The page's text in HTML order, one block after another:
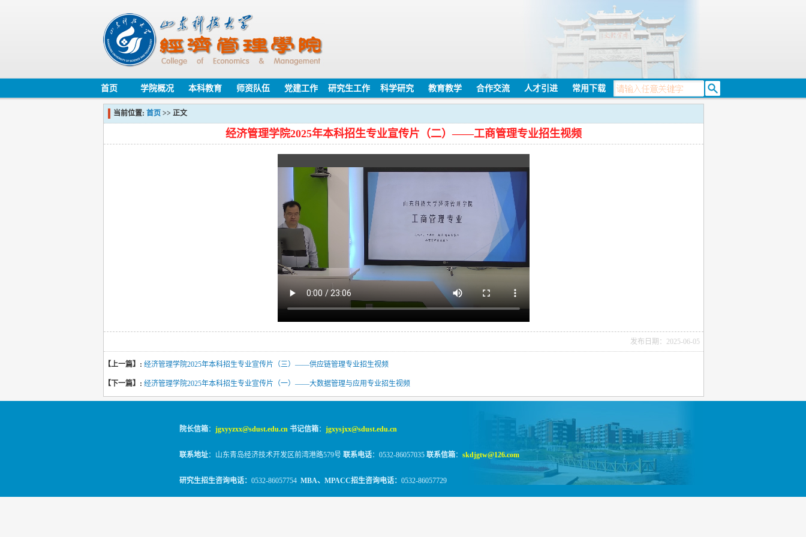
首页 学院概况 本科教育 师资队伍 党建工作 研究生工作 科学研究 教育教学 合作交流 人才引进 常用下载
当前位置: 首页 >> 正文
经济管理学院2025年本科招生专业宣传片（二）——工商管理专业招生视频
发布日期：2025-06-05
【上一篇】: 经济管理学院2025年本科招生专业宣传片（三）——供应链管理专业招生视频
【下一篇】: 经济管理学院2025年本科招生专业宣传片（一）——大数据管理与应用专业招生视频
院长信箱： jgxyyzxx@sdust.edu.cn 书记信箱： jgxysjxx@sdust.edu.cn
联系地址：山东青岛经济技术开发区前湾港路579号 联系电话：0532-86057035 联系信箱： skdjgtw@126.com
研究生招生咨询电话： 0532-86057754 MBA、MPACC招生咨询电话： 0532-86057729